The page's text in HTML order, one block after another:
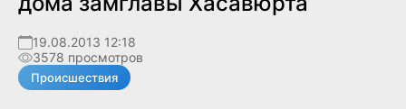
19.08.2013 12:18
3578 просмотров
Происшествия